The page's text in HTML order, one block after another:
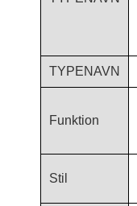
TYPENAVN
Funktion
Stil